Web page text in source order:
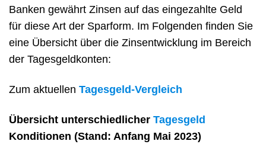
Banken gewährt Zinsen auf das eingezahlte Geld
für diese Art der Sparform. Im Folgenden finden Sie
eine Übersicht über die Zinsentwicklung im Bereich
der Tagesgeldkonten:
Zum aktuellen Tagesgeld-Vergleich
Übersicht unterschiedlicher Tagesgeld
Konditionen (Stand: Anfang Mai 2023)